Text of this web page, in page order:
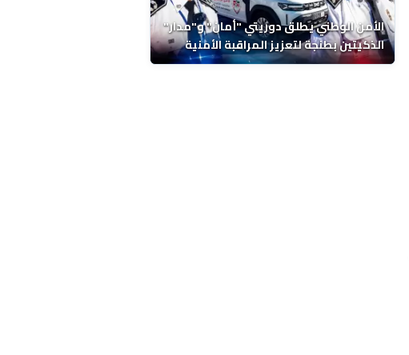
الأمن الوطني يطلق دوريتي "أمان" و"مدار"
الذكيتين بطنجة لتعزيز المراقبة الأمنية